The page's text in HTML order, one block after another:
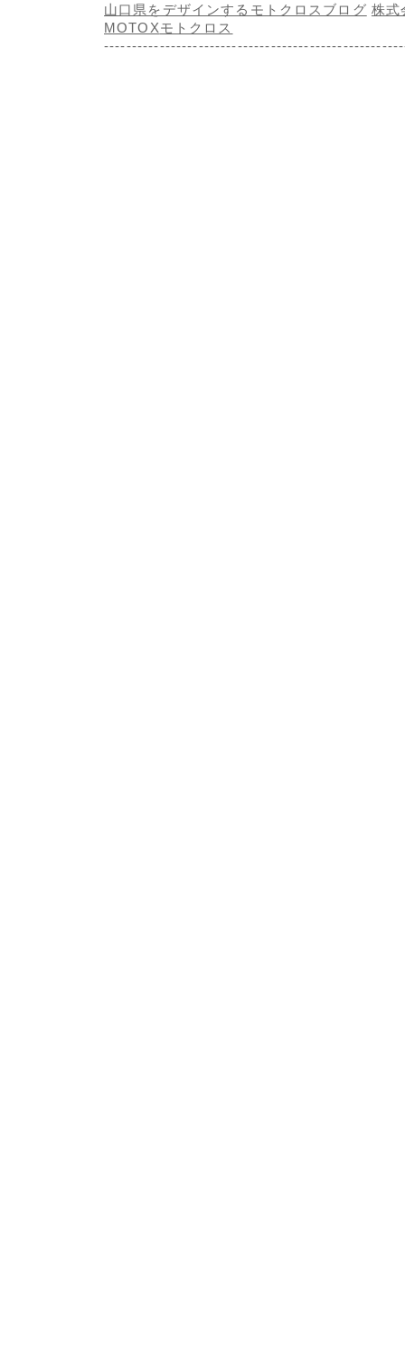
山口県をデザインするモトクロスブログ 株式
MOTOXモトクロス